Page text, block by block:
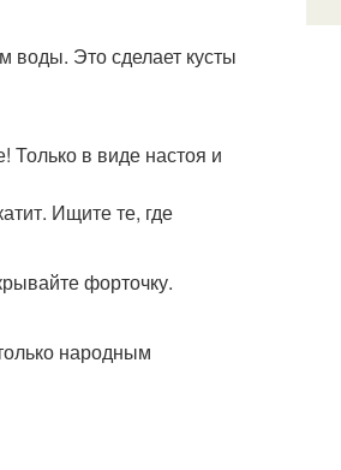
воды. Это сделает кусты
Только в виде настоя и
Ищите те, где
форточку.
народным